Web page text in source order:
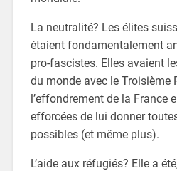
La neutralité? Les élites
étaient fondamentalement
pro-fascistes. Elles avaient
du monde avec le Troisième
l’effondrement de la France
efforcées de lui donner
possibles (et même plus).
L’aide aux réfugiés? Elle a